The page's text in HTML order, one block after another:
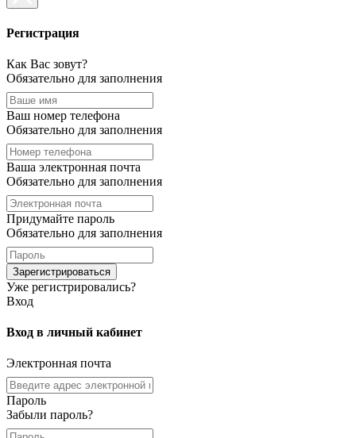
Регистрация
Как Вас зовут?
Обязательно для заполнения
Ваш номер телефона
Обязательно для заполнения
Ваша электронная почта
Обязательно для заполнения
Придумайте пароль
Обязательно для заполнения
Зарегистрироваться
Уже регистрировались?
Вход
Вход в личный кабинет
Электронная почта
Пароль
Забыли пароль?